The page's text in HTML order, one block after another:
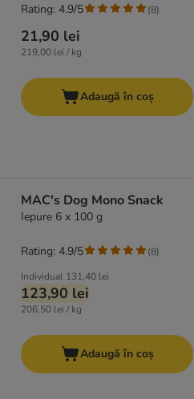
21,90 lei
219,00 lei / kg
Rating: 4.9/5 (8)
Adaugă în coș
MAC's Dog Mono Snack
Iepure 6 x 100 g
Individual 131,40 lei
123,90 lei
206,50 lei / kg
Rating: 4.9/5 (8)
Adaugă în coș